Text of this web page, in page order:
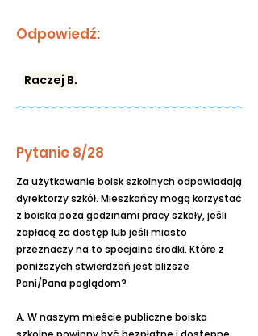
Odpowiedź:
Raczej B.
Pytanie 8/28
Za użytkowanie boisk szkolnych odpowiadają
dyrektorzy szkół. Mieszkańcy mogą korzystać
z boiska poza godzinami pracy szkoły, jeśli
zapłacą za dostęp lub jeśli miasto
przeznaczy na to specjalne środki. Które z
poniższych stwierdzeń jest bliższe
Pani/Pana poglądom?
A. W naszym mieście publiczne boiska